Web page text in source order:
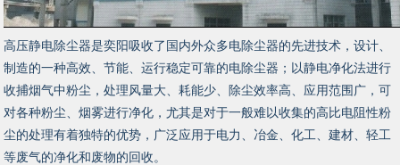
高压静电除尘器是奕阳吸收了国内外众多电除尘器的先进技术，设计、
制造的一种高效、节能、运行稳定可靠的电除尘器；以静电净化法进行
收捕烟气中粉尘，处理风量大、耗能少、除尘效率高、应用范围广，可
对各种粉尘、烟雾进行净化，尤其是对于一般难以收集的高比电阻性粉
尘的处理有着独特的优势，广泛应用于电力、冶金、化工、建材、轻工
等废气的净化和废物的回收。